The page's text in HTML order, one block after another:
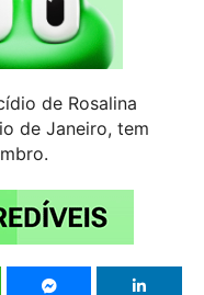
de Rosalina
de Janeiro, tem